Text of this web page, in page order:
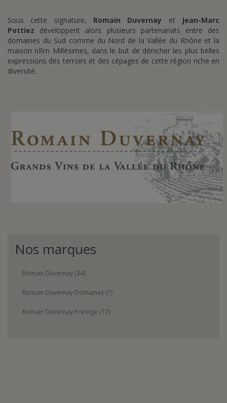
Sous cette signature, Romain Duvernay et
Jean-Marc
Pottiez développent alors plusieurs partenariats entre des
domaines du Sud comme du Nord de la Vallée du Rhône et la
maison nRm Millésimes, dans le but de dénicher les plus belles
expressions des terroirs et des cépages de cette région riche en
diversité.
Nos marques
Romain Duvernay (34)
Romain Duvernay Domaines (7)
Romain Duvernay Prestige (17)